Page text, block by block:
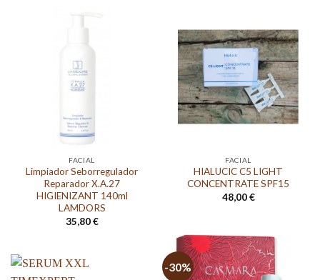
FACIAL
Limpiador Seborregulador
Reparador X.A.27
HIGIENIZANT 140ml
LAMDORS
35,80€
FACIAL
HIALUCIC C5 LIGHT
CONCENTRATE SPF15
48,00€
-30%